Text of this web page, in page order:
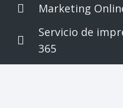
Marketing
Servicio de
365